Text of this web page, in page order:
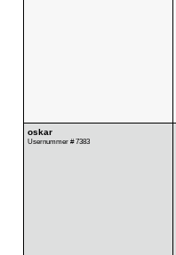
oskar
Usernummer # 7383